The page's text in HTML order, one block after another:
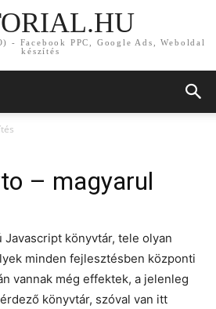
- Facebook PPC, Google Ads, Weboldal
készítés
– magyarul
Javascript könyvtár, tele olyan
minden fejlesztésben központi
vannak még effektek, a jelenleg
könyvtár, szóval van itt